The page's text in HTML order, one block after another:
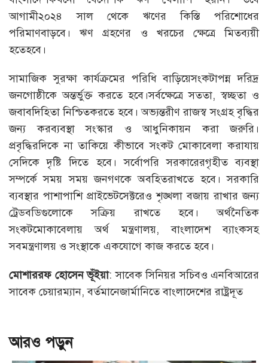
আগামী২০২৪ সাল থেকে ঋণের কিস্তি পরিশোধের
পরিমাণবাড়বে। ঋণ গ্রহণের ও খরচের ক্ষেত্রে মিতব্যয়ী
হতেহবে।
সামাজিক সুরক্ষা কার্যক্রমের পরিধি বাড়িয়েসংকটাপন্ন দরিদ্র
জনগোষ্ঠীকে অন্তর্ভুক্ত করতে হবে।সর্বক্ষেত্রে সততা, স্বচ্ছতা ও
জবাবদিহিতা নিশ্চিতকরতে হবে। অভ্যন্তরীণ রাজস্ব সংগ্রহ বৃদ্ধির
জন্য করব্যবস্থা সংস্কার ও আধুনিকায়ন করা জরুরি।
প্রবৃদ্ধিরদিকে না তাকিয়ে কীভাবে সংকট মোকাবেলা করাযায়
সেদিকে দৃষ্টি দিতে হবে। সর্বোপরি সরকারেরগৃহীত ব্যবস্থা
সম্পর্কে সময় সময় জনগণকে অবহিতরাখতে হবে। সরকারি
ব্যবস্থার পাশাপাশি প্রাইভেটসেক্টরেও শৃঙ্খলা বজায় রাখার জন্য
ট্রেডবডিগুলোকে সক্রিয় রাখতে হবে। অর্থনৈতিক
সংকটমোকাবেলায় অর্থ মন্ত্রণালয়, বাংলাদেশ ব্যাংকসহ
সবমন্ত্রণালয় ও সংস্থাকে একযোগে কাজ করতে হবে।
মোশাররফ হোসেন ভূঁইয়া: সাবেক সিনিয়র সচিবও এনবিআরের
সাবেক চেয়ারম্যান, বর্তমানেজার্মানিতে বাংলাদেশের রাষ্ট্রদূত
আরও পড়ুন